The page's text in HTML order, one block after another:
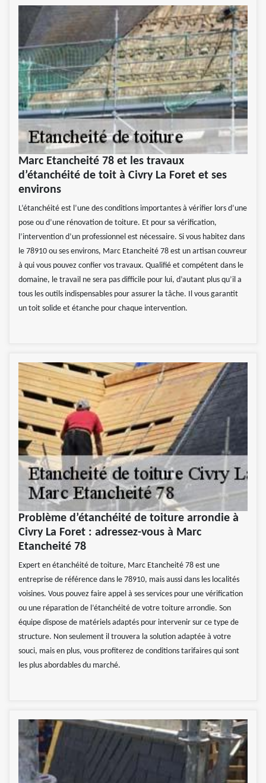
Marc Etancheité 78 et les travaux
d’étanchéité de toit à Civry La Foret et ses
environs
L’étanchéité est l’une des conditions importantes à vérifier lors d’une
pose ou d’une rénovation de toiture. Et pour sa vérification,
l’intervention d’un professionnel est nécessaire. Si vous habitez dans
le 78910 ou ses environs, Marc Etancheité 78 est un artisan couvreur
à qui vous pouvez confier vos travaux. Qualifié et compétent dans le
domaine, le travail ne sera pas difficile pour lui, d’autant plus qu’il a
tous les outils indispensables pour assurer la tâche. Il vous garantit
un toit solide et étanche pour chaque intervention.
Problème d’étanchéité de toiture arrondie à
Civry La Foret : adressez-vous à Marc
Etancheité 78
Expert en étanchéité de toiture, Marc Etancheité 78 est une
entreprise de référence dans le 78910, mais aussi dans les localités
voisines. Vous pouvez faire appel à ses services pour une vérification
ou une réparation de l’étanchéité de votre toiture arrondie. Son
équipe dispose de matériels adaptés pour intervenir sur ce type de
structure. Non seulement il trouvera la solution adaptée à votre
souci, mais en plus, vous profiterez de conditions tarifaires qui sont
les plus abordables du marché.